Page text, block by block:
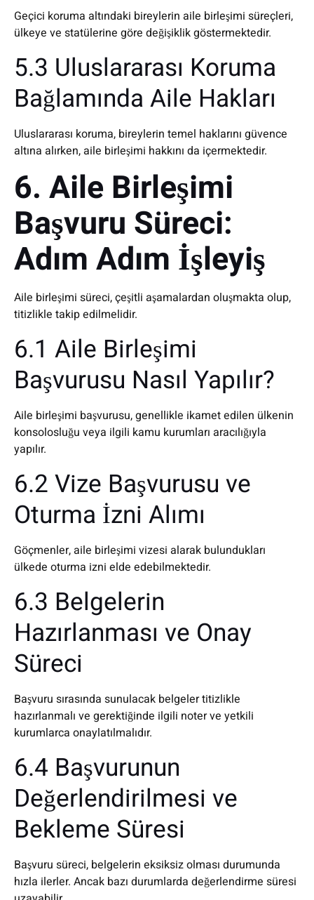
Geçici koruma altındaki bireylerin aile birleşimi süreçleri,
ülkeye ve statülerine göre değişiklik göstermektedir.
5.3 Uluslararası Koruma
Bağlamında Aile Hakları
Uluslararası koruma, bireylerin temel haklarını güvence
altına alırken, aile birleşimi hakkını da içermektedir.
6. Aile Birleşimi
Başvuru Süreci:
Adım Adım İşleyiş
Aile birleşimi süreci, çeşitli aşamalardan oluşmakta olup,
titizlikle takip edilmelidir.
6.1 Aile Birleşimi
Başvurusu Nasıl Yapılır?
Aile birleşimi başvurusu, genellikle ikamet edilen ülkenin
konsolosluğu veya ilgili kamu kurumları aracılığıyla
yapılır.
6.2 Vize Başvurusu ve
Oturma İzni Alımı
Göçmenler, aile birleşimi vizesi alarak bulundukları
ülkede oturma izni elde edebilmektedir.
6.3 Belgelerin
Hazırlanması ve Onay
Süreci
Başvuru sırasında sunulacak belgeler titizlikle
hazırlanmalı ve gerektiğinde ilgili noter ve yetkili
kurumlarca onaylatılmalıdır.
6.4 Başvurunun
Değerlendirilmesi ve
Bekleme Süresi
Başvuru süreci, belgelerin eksiksiz olması durumunda
hızla ilerler. Ancak bazı durumlarda değerlendirme süresi